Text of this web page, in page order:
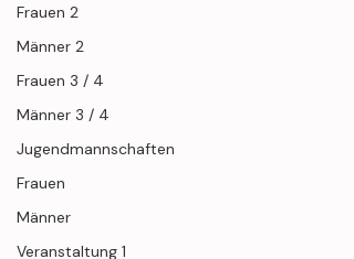
Frauen 2
Männer 2
Frauen 3 / 4
Männer 3 / 4
Jugendmannschaften
Frauen
Männer
Veranstaltung 1